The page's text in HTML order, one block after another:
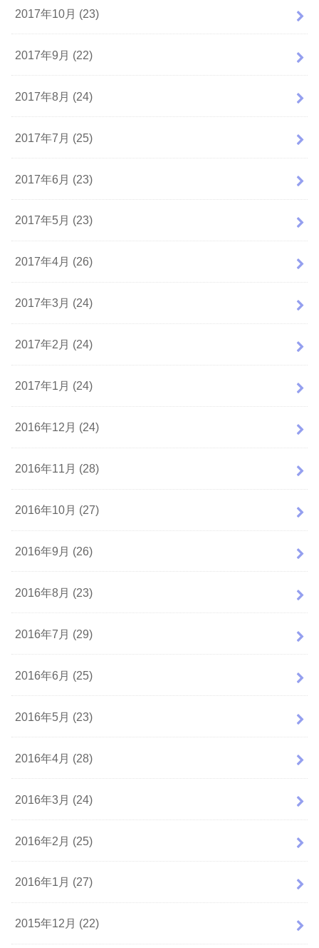
2017年10月 (23)
2017年9月 (22)
2017年8月 (24)
2017年7月 (25)
2017年6月 (23)
2017年5月 (23)
2017年4月 (26)
2017年3月 (24)
2017年2月 (24)
2017年1月 (24)
2016年12月 (24)
2016年11月 (28)
2016年10月 (27)
2016年9月 (26)
2016年8月 (23)
2016年7月 (29)
2016年6月 (25)
2016年5月 (23)
2016年4月 (28)
2016年3月 (24)
2016年2月 (25)
2016年1月 (27)
2015年12月 (22)